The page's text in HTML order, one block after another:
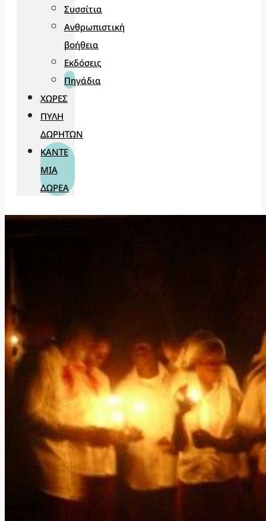
Συσσίτια
Ανθρωπιστική
βοήθεια
Εκδόσεις
Πηγάδια
ΧΏΡΕΣ
ΠΎΛΗ
ΔΩΡΗΤΏΝ
ΚΆΝΤΕ
ΜΊΑ
ΔΩΡΕΆ